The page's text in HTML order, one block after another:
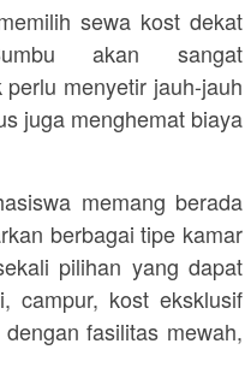
sewa kost dekat
akan sangat
menyetir jauh-jauh
juga menghemat biaya
memang berada
berbagai tipe kamar
pilihan yang dapat
campur, kost eksklusif
fasilitas mewah,